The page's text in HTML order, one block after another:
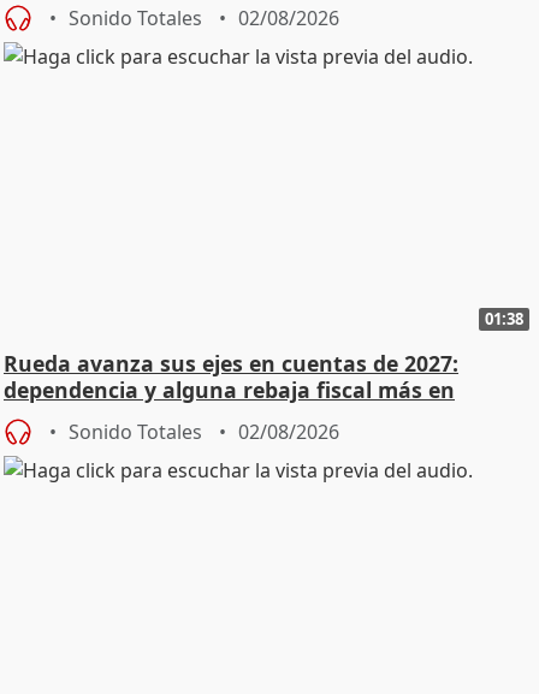
Sonido Totales 02/08/2026
01:38
Rueda avanza sus ejes en cuentas de 2027:
dependencia y alguna rebaja fiscal más en
vivienda
Sonido Totales 02/08/2026